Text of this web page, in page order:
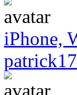
iPhone,
patrick17